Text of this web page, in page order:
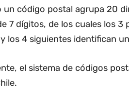
un código postal agrupa 20
7 dígitos, de los cuales los 3
los 4 siguientes identifican
el sistema de códigos